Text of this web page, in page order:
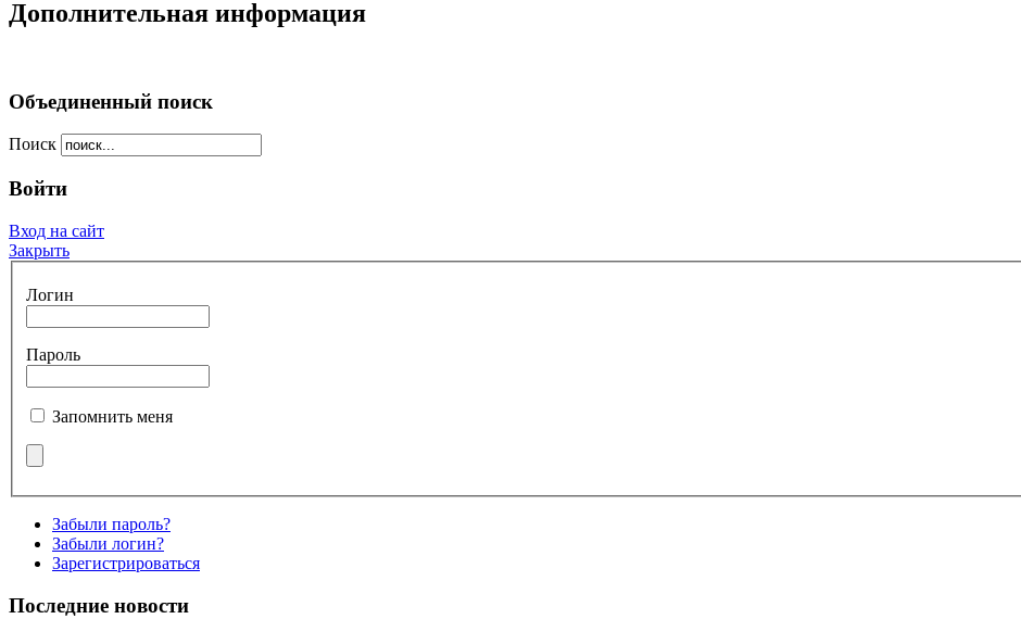
Дополнительная информация
Объединенный поиск
Поиск
Войти
Вход на сайт
Закрыть
Логин
Пароль
Запомнить меня
Забыли пароль?
Забыли логин?
Зарегистрироваться
Последние новости